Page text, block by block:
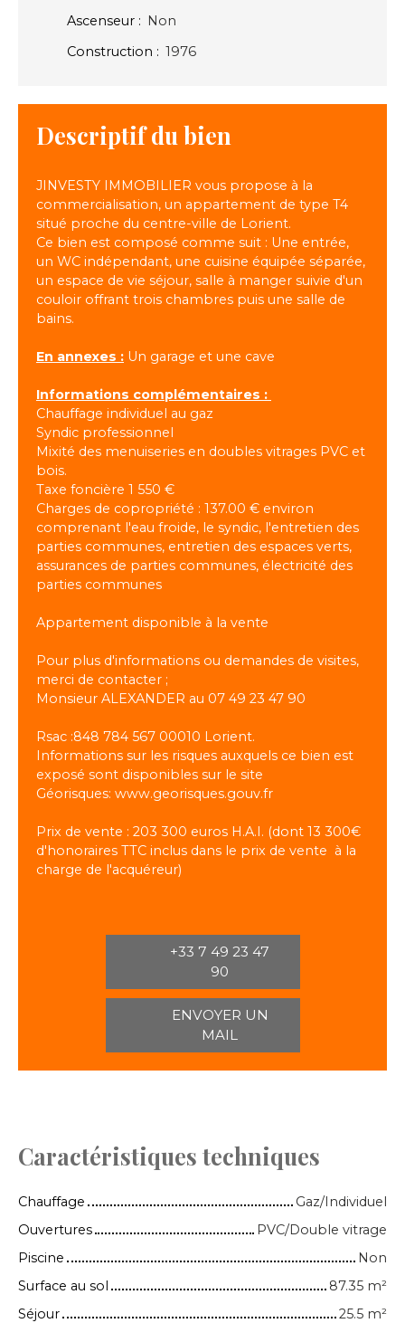
Ascenseur : Non
Construction : 1976
Descriptif du bien
JINVESTY IMMOBILIER vous propose à la
commercialisation, un appartement de type T4
situé proche du centre-ville de Lorient.
Ce bien est composé comme suit : Une entrée,
un WC indépendant, une cuisine équipée séparée,
un espace de vie séjour, salle à manger suivie d'un
couloir offrant trois chambres puis une salle de
bains.
En annexes : Un garage et une cave
Informations complémentaires :
Chauffage individuel au gaz
Syndic professionnel
Mixité des menuiseries en doubles vitrages PVC et
bois.
Taxe foncière 1 550 €
Charges de copropriété : 137.00 € environ
comprenant l'eau froide, le syndic, l'entretien des
parties communes, entretien des espaces verts,
assurances de parties communes, électricité des
parties communes
Appartement disponible à la vente
Pour plus d'informations ou demandes de visites,
merci de contacter ;
Monsieur ALEXANDER au 07 49 23 47 90
Rsac :848 784 567 00010 Lorient.
Informations sur les risques auxquels ce bien est
exposé sont disponibles sur le site
Géorisques: www.georisques.gouv.fr
Prix de vente : 203 300 euros H.A.I. (dont 13 300€
d'honoraires TTC inclus dans le prix de vente à la
charge de l'acquéreur)
+33 7 49 23 47
90
ENVOYER UN
MAIL
Caractéristiques techniques
Chauffage
Gaz/Individuel
Ouvertures
PVC/Double vitrage
Piscine
Non
Surface au sol
87.35 m²
Séjour
25.5 m²